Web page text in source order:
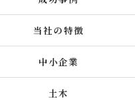
当社の特徴
中小企業
土木